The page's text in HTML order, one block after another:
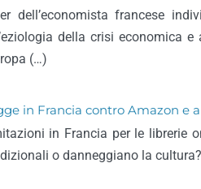
dell’economista francese
della crisi economica
(…)
in Francia contro Amazon e
in Francia per le librerie
o danneggiano la cultura?